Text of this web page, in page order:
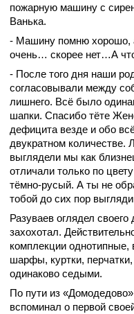
пожарную машину с
Ванька.
- Машину помню хорошо,
очень… скорее нет…А
- После того дня наши
согласовывали между
лишнего. Всё было
шапки. Спасибо тёте
дефицита везде и обо
двукратном количестве.
выглядели мы как
отличали только по
тёмно-русый. А ты не
тобой до сих пор
Разуваев оглядел своего
захохотал.
комплекции однотипные,
шарфы, куртки,
одинаково седыми.
По пути из
вспоминал о первой